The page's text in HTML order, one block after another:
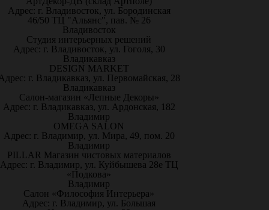
Адрес: г. Владивосток, ул. Бородинская
46/50 ТЦ "Альянс", пав. № 26
Владивосток
Студия интерьерных решений
Адрес: г. Владивосток, ул. Гоголя, 30
Владикавказ
DESIGN MARKET
г. Владикавказ, ул. Первомайская, 28
Владикавказ
Салон-магазин «Лепные Декоры»
Адрес: г. Владикавказ, ул. Ардонская, 182
Владимир
OMEGA SALON
Адрес: г. Владимир, ул. Мира, 49, пом. 20
Владимир
PILLAR Магазин чистовых материалов
Адрес: г. Владимир, ул. Куйбышева 28е ТЦ
«Подкова»
Владимир
Салон «Философия Интерьера»
Адрес: г. Владимир, ул. Большая